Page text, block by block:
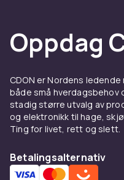
Oppdag
CDON er Nordens
både små hverdagsbehov
stadig større utvalg av
og elektronikk til hage,
Ting for livet, rett og slett.
Betalingsalternativ